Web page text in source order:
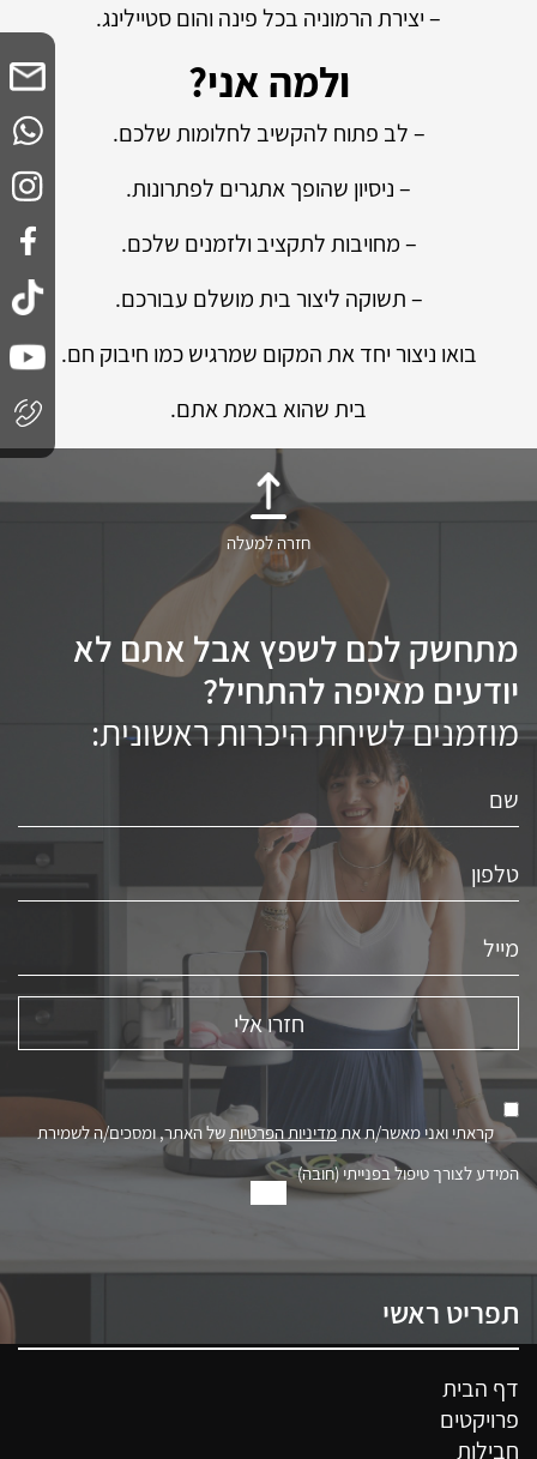
– יצירת הרמוניה בכל פינה והום סטיילינג.
ולמה אני?
– לב פתוח להקשיב לחלומות שלכם.
– ניסיון שהופך אתגרים לפתרונות.
– מחויבות לתקציב ולזמנים שלכם.
– תשוקה ליצור בית מושלם עבורכם.
בואו ניצור יחד את המקום שמרגיש כמו חיבוק חם.
בית שהוא באמת אתם.
חזרה למעלה
מתחשק לכם לשפץ אבל אתם לא
יודעים מאיפה להתחיל?
מוזמנים לשיחת היכרות ראשונית:
קראתי ואני מאשר/ת את מדיניות הפרטיות של האתר, ומסכים/ה לשמירת
המידע לצורך טיפול בפנייתי (חובה)
תפריט ראשי
דף הבית
פרויקטים
חבילות